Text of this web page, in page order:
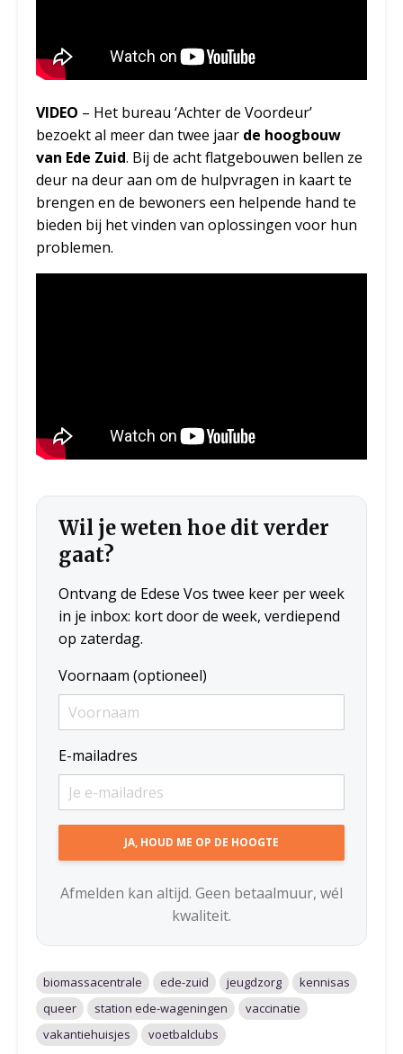
VIDEO – Het bureau ‘Achter de Voordeur’
bezoekt al meer dan twee jaar de hoogbouw
van Ede Zuid. Bij de acht flatgebouwen bellen ze
deur na deur aan om de hulpvragen in kaart te
brengen en de bewoners een helpende hand te
bieden bij het vinden van oplossingen voor hun
problemen.
Wil je weten hoe dit verder
gaat?
Ontvang de Edese Vos twee keer per week
in je inbox: kort door de week, verdiepend
op zaterdag.
Voornaam (optioneel)
E-mailadres
Afmelden kan altijd. Geen betaalmuur, wél
kwaliteit.
biomassacentrale ede-zuid jeugdzorg
kennisas
queer
station ede-wageningen
vaccinatie
vakantiehuisjes
voetbalclubs